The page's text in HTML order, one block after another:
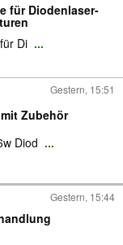
für Diodenlaser-
Di ...
Gestern, 15:51
Zubehör
Diod ...
Gestern, 15:44